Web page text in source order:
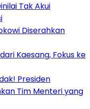
Tak Akui
Diserahkan
Kaesang, Fokus ke
Presiden
Tim Menteri yang